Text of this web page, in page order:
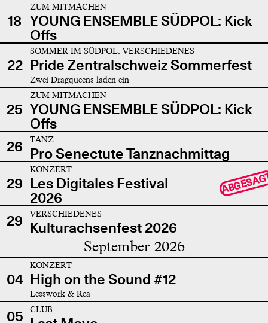
18
ZUM MITMACHEN
YOUNG ENSEMBLE SÜDPOL: Kick
Offs
22
SOMMER IM SÜDPOL, VERSCHIEDENES
Pride Zentralschweiz Sommerfest
Zwei Dragqueens laden ein
25
ZUM MITMACHEN
YOUNG ENSEMBLE SÜDPOL: Kick
Offs
26
TANZ
Pro Senectute Tanznachmittag
29
KONZERT
Les Digitales Festival
2026
29 VERSCHIEDENES
Kulturachsenfest 2026
September 2026
04
KONZERT
High on the Sound #12
Lesswork & Rea
05 CLUB